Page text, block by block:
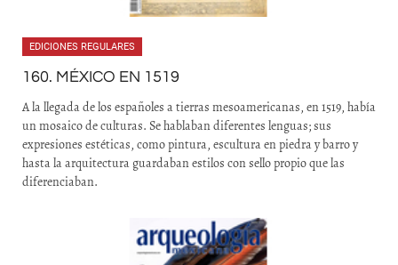
EDICIONES REGULARES
160. MÉXICO EN 1519
A la llegada de los españoles a tierras mesoamericanas, en 1519, había
un mosaico de culturas. Se hablaban diferentes lenguas; sus
expresiones estéticas, como pintura, escultura en piedra y barro y
hasta la arquitectura guardaban estilos con sello propio que las
diferenciaban.